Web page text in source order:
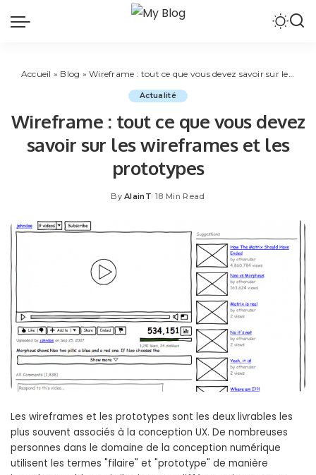
Accueil » Blog »Wireframe : tout ce que vous devez savoir sur les wireframes et les prototypes
Actualité
Wireframe : tout ce que vous devez
savoir sur les wireframes et les
prototypes
Posted
By AlainT 18 Min Read
Les wireframes et les prototypes sont les deux livrables les
plus souvent associés à la conception UX. De nombreuses
personnes dans le domaine de la conception numérique
utilisent les termes "filaire" et "prototype" de manière